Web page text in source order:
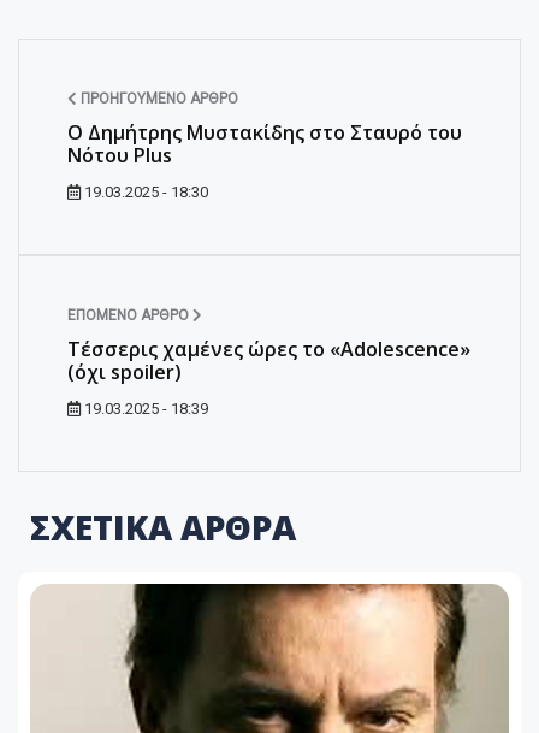
ΠΡΟΗΓΟΎΜΕΝΟ ΆΡΘΡΟ
Ο Δημήτρης Μυστακίδης στο Σταυρό του
Νότου Plus
19.03.2025 - 18:30
ΕΠΌΜΕΝΟ ΆΡΘΡΟ
Τέσσερις χαμένες ώρες το «Adolescence»
(όχι spoiler)
19.03.2025 - 18:39
ΣΧΕΤΙΚΑ ΑΡΘΡΑ